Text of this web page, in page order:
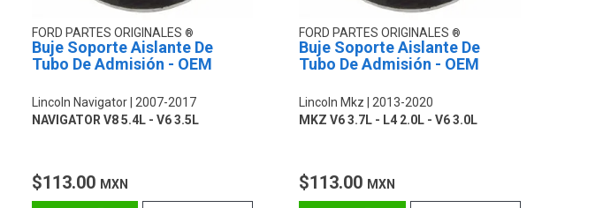
FORD PARTES ORIGINALES
Buje Soporte Aislante De
Tubo De Admisión - OEM
Lincoln Navigator
2007-2017
NAVIGATOR V8 5.4L - V6 3.5L
$113.00 MXN
FORD PARTES ORIGINALES
Buje Soporte Aislante De
Tubo De Admisión - OEM
Lincoln Mkz
2013-2020
MKZ V6 3.7L - L4 2.0L - V6 3.0L
$113.00 MXN